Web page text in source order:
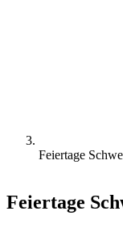
Feiertage
Feiertage